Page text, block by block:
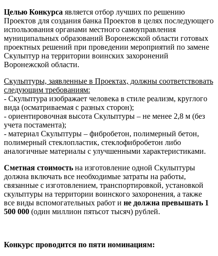
Целью Конкурса является отбор лучших по решению
Проектов для создания банка Проектов в целях последующего
использования органами местного самоуправления
муниципальных образований Воронежской области готовых
проектных решений при проведении мероприятий по замене
Скульптур на территории воинских захоронений
Воронежской области.
Скульптуры, заявленные в Проектах, должны соответствовать
следующим требованиям:
- Скульптура изображает человека в стиле реализм, круглого
вида (осматриваемая с разных сторон);
- ориентировочная высота Скульптуры – не менее 2,8 м (без
учета постамента);
- материал Скульптуры – фибробетон, полимерный бетон,
полимерный стеклопластик, стеклофибробетон либо
аналогичные материалы с улучшенными характеристиками.
Сметная стоимость на изготовление одной Скульптуры
должна включать все необходимые затраты на работы,
связанные с изготовлением, транспортировкой, установкой
скульптуры на территории воинского захоронения, а также
все виды вспомогательных работ и не должна превышать 1
500 000 (один миллион пятьсот тысяч) рублей.
Конкурс проводится по пяти номинациям: